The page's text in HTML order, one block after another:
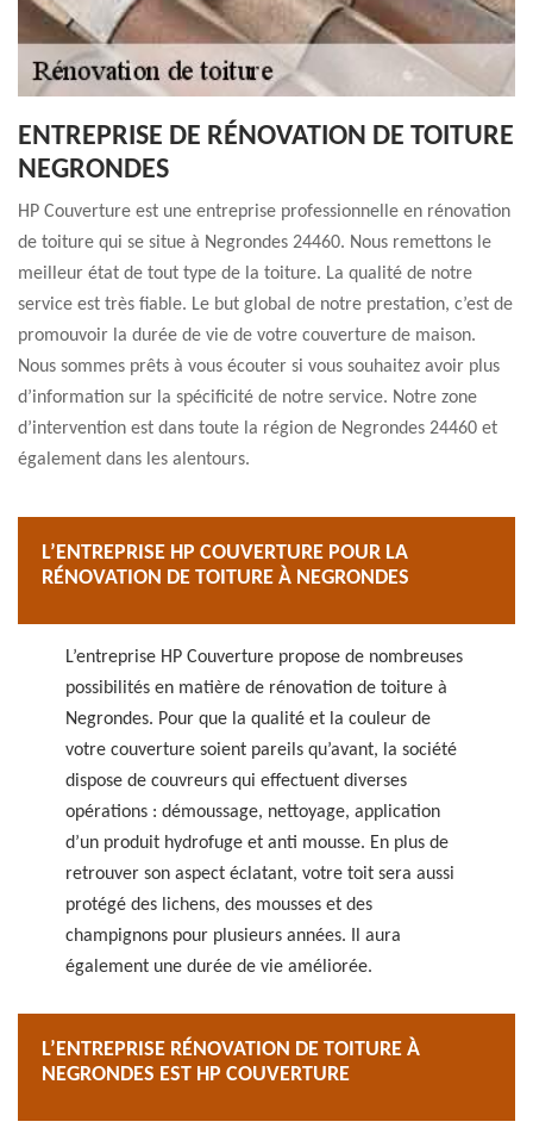
ENTREPRISE DE RÉNOVATION DE TOITURE
NEGRONDES
HP Couverture est une entreprise professionnelle en rénovation
de toiture qui se situe à Negrondes 24460. Nous remettons le
meilleur état de tout type de la toiture. La qualité de notre
service est très fiable. Le but global de notre prestation, c’est de
promouvoir la durée de vie de votre couverture de maison.
Nous sommes prêts à vous écouter si vous souhaitez avoir plus
d’information sur la spécificité de notre service. Notre zone
d’intervention est dans toute la région de Negrondes 24460 et
également dans les alentours.
L’ENTREPRISE HP COUVERTURE POUR LA
RÉNOVATION DE TOITURE À NEGRONDES
L’entreprise HP Couverture propose de nombreuses
possibilités en matière de rénovation de toiture à
Negrondes. Pour que la qualité et la couleur de
votre couverture soient pareils qu’avant, la société
dispose de couvreurs qui effectuent diverses
opérations : démoussage, nettoyage, application
d’un produit hydrofuge et anti mousse. En plus de
retrouver son aspect éclatant, votre toit sera aussi
protégé des lichens, des mousses et des
champignons pour plusieurs années. Il aura
également une durée de vie améliorée.
L’ENTREPRISE RÉNOVATION DE TOITURE À
NEGRONDES EST HP COUVERTURE